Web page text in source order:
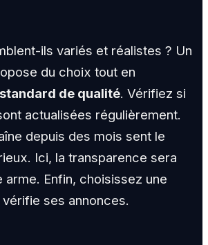
ils variés et réalistes ? Un
du choix tout en
standard de qualité. Vérifiez si
actualisées régulièrement.
depuis des mois sent le
Ici, la transparence sera
arme. Enfin, choisissez une
ses annonces.